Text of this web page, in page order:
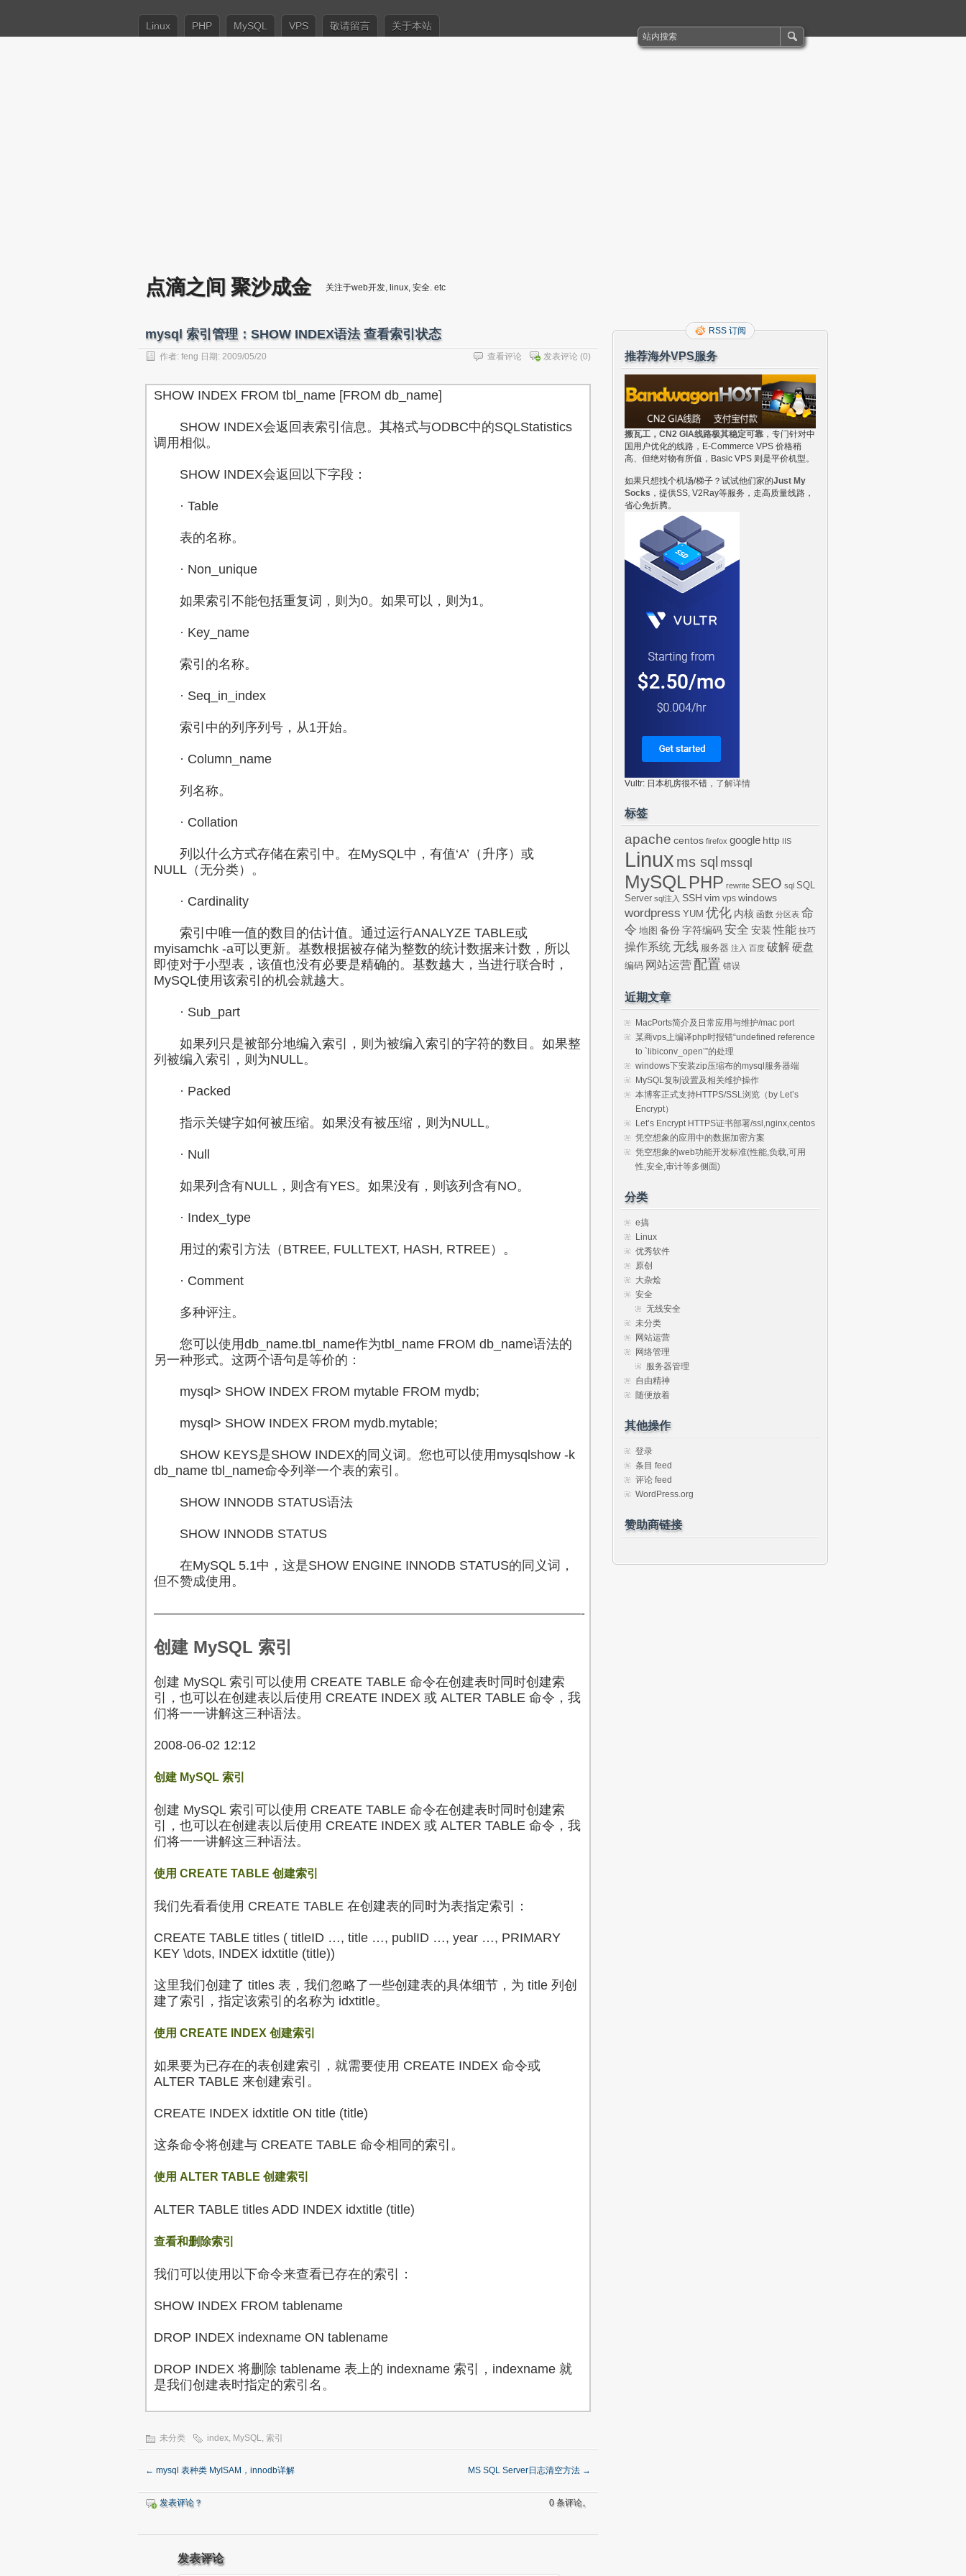
Linux PHP MySQL VPS 敬请留言 关于本站
点滴之间 聚沙成金 关注于web开发, linux, 安全. etc
mysql 索引管理：SHOW INDEX语法 查看索引状态
作者: feng 日期: 2009/05/20 发表评论 (0)
查看评论
SHOW INDEX FROM tbl_name [FROM db_name]
SHOW INDEX会返回表索引信息。其格式与ODBC中的SQLStatistics
调用相似。
SHOW INDEX会返回以下字段：
· Table
表的名称。
· Non_unique
如果索引不能包括重复词，则为0。如果可以，则为1。
· Key_name
索引的名称。
· Seq_in_index
索引中的列序列号，从1开始。
· Column_name
列名称。
· Collation
列以什么方式存储在索引中。在MySQL中，有值‘A’（升序）或
NULL（无分类）。
· Cardinality
索引中唯一值的数目的估计值。通过运行ANALYZE TABLE或
myisamchk -a可以更新。基数根据被存储为整数的统计数据来计数，所以
即使对于小型表，该值也没有必要是精确的。基数越大，当进行联合时，
MySQL使用该索引的机会就越大。
· Sub_part
如果列只是被部分地编入索引，则为被编入索引的字符的数目。如果整
列被编入索引，则为NULL。
· Packed
指示关键字如何被压缩。如果没有被压缩，则为NULL。
· Null
如果列含有NULL，则含有YES。如果没有，则该列含有NO。
· Index_type
用过的索引方法（BTREE, FULLTEXT, HASH, RTREE）。
· Comment
多种评注。
您可以使用db_name.tbl_name作为tbl_name FROM db_name语法的
另一种形式。这两个语句是等价的：
mysql> SHOW INDEX FROM mytable FROM mydb;
mysql> SHOW INDEX FROM mydb.mytable;
SHOW KEYS是SHOW INDEX的同义词。您也可以使用mysqlshow -k
db_name tbl_name命令列举一个表的索引。
SHOW INNODB STATUS语法
SHOW INNODB STATUS
在MySQL 5.1中，这是SHOW ENGINE INNODB STATUS的同义词，
但不赞成使用。
—————————————————————————————————-
创建 MySQL 索引
创建 MySQL 索引可以使用 CREATE TABLE 命令在创建表时同时创建索
引，也可以在创建表以后使用 CREATE INDEX 或 ALTER TABLE 命令，我
们将一一讲解这三种语法。
2008-06-02 12:12
创建 MySQL 索引
创建 MySQL 索引可以使用 CREATE TABLE 命令在创建表时同时创建索
引，也可以在创建表以后使用 CREATE INDEX 或 ALTER TABLE 命令，我
们将一一讲解这三种语法。
使用 CREATE TABLE 创建索引
我们先看看使用 CREATE TABLE 在创建表的同时为表指定索引：
CREATE TABLE titles ( titleID …, title …, publID …, year …, PRIMARY
KEY \dots, INDEX idxtitle (title))
这里我们创建了 titles 表，我们忽略了一些创建表的具体细节，为 title 列创
建了索引，指定该索引的名称为 idxtitle。
使用 CREATE INDEX 创建索引
如果要为已存在的表创建索引，就需要使用 CREATE INDEX 命令或
ALTER TABLE 来创建索引。
CREATE INDEX idxtitle ON title (title)
这条命令将创建与 CREATE TABLE 命令相同的索引。
使用 ALTER TABLE 创建索引
ALTER TABLE titles ADD INDEX idxtitle (title)
查看和删除索引
我们可以使用以下命令来查看已存在的索引：
SHOW INDEX FROM tablename
DROP INDEX indexname ON tablename
DROP INDEX 将删除 tablename 表上的 indexname 索引，indexname 就
是我们创建表时指定的索引名。
未分类 index, MySQL, 索引
← mysql 表种类 MyISAM，innodb详解 MS SQL Server日志清空方法 →
发表评论？ 0 条评论。
发表评论
RSS 订阅
推荐海外VPS服务
搬瓦工，CN2 GIA线路极其稳定可靠 ，专门针对中
国用户优化的线路，E-Commerce VPS 价格稍
高、但绝对物有所值，Basic VPS 则是平价机型。
如果只想找个机场/梯子？试试他们家的Just My
Socks ，提供SS, V2Ray等服务，走高质量线路，
省心免折腾。
Vultr: 日本机房很不错， 了解详情
标签
apache centos firefox google http IIS
Linux ms sql mssql
MySQLPHP rewrite SEO sql SQL
Server sql注入 SSH vim vps windows
wordpress YUM 优化 内核 函数 分区表 命
令 地图 备份 字符编码 安全 安装 性能 技巧
操作系统 无线 服务器 注入 百度 破解硬盘
编码 网站运营 配置 错误
近期文章
MacPorts简介及日常应用与维护/mac port
某商vps上编译php时报错“undefined reference
to `libiconv_open’”的处理
windows下安装zip压缩布的mysql服务器端
MySQL复制设置及相关维护操作
本博客正式支持HTTPS/SSL浏览（by Let’s
Encrypt）
Let’s Encrypt HTTPS证书部署/ssl,nginx,centos
凭空想象的应用中的数据加密方案
凭空想象的web功能开发标准(性能,负载,可用
性,安全,审计等多侧面)
分类
e搞
Linux
优秀软件
原创
大杂烩
安全
无线安全
未分类
网站运营
网络管理
服务器管理
自由精神
随便放着
其他操作
登录
条目 feed
评论 feed
WordPress.org
赞助商链接